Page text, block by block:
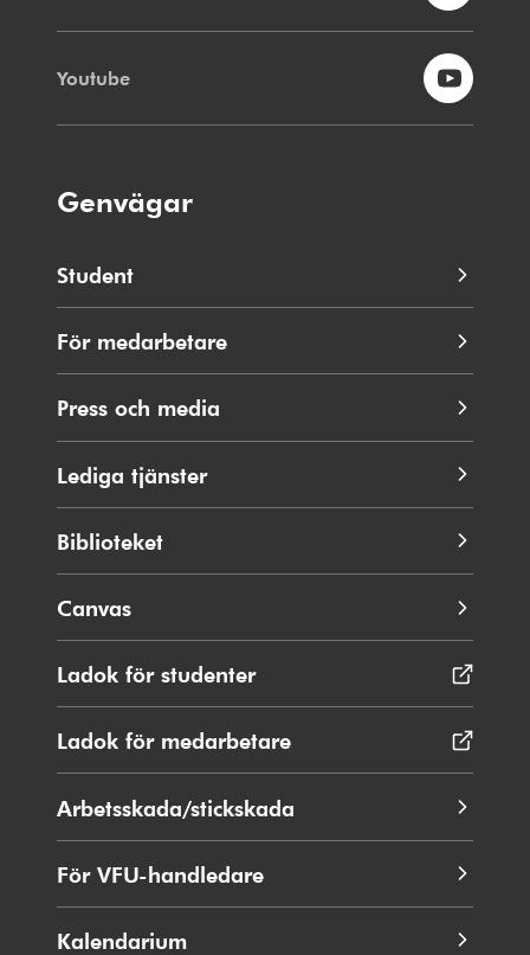
Youtube
Genvägar
Student
För medarbetare
Press och media
Lediga tjänster
Biblioteket
Canvas
Ladok för studenterÖppnas
i
fönster
Ladok för medarbetare
i
fönster
Arbetsskada/stickskada
För VFU-handledare
Kalendarium